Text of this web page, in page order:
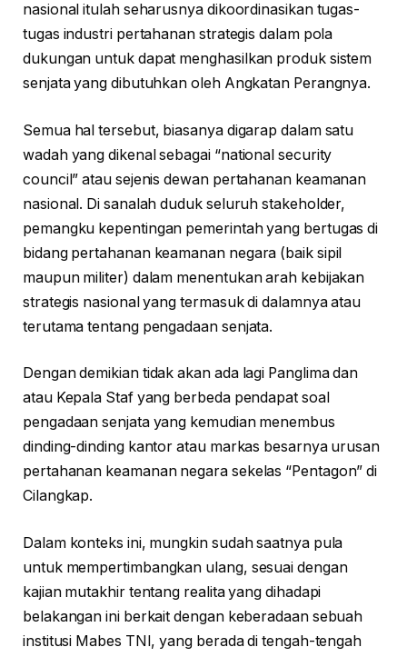
nasional itulah seharusnya dikoordinasikan tugas-
tugas industri pertahanan strategis dalam pola
dukungan untuk dapat menghasilkan produk sistem
senjata yang dibutuhkan oleh Angkatan Perangnya.
Semua hal tersebut, biasanya digarap dalam satu
wadah yang dikenal sebagai “national security
council” atau sejenis dewan pertahanan keamanan
nasional. Di sanalah duduk seluruh stakeholder,
pemangku kepentingan pemerintah yang bertugas di
bidang pertahanan keamanan negara (baik sipil
maupun militer) dalam menentukan arah kebijakan
strategis nasional yang termasuk di dalamnya atau
terutama tentang pengadaan senjata.
Dengan demikian tidak akan ada lagi Panglima dan
atau Kepala Staf yang berbeda pendapat soal
pengadaan senjata yang kemudian menembus
dinding-dinding kantor atau markas besarnya urusan
pertahanan keamanan negara sekelas “Pentagon” di
Cilangkap.
Dalam konteks ini, mungkin sudah saatnya pula
untuk mempertimbangkan ulang, sesuai dengan
kajian mutakhir tentang realita yang dihadapi
belakangan ini berkait dengan keberadaan sebuah
institusi Mabes TNI, yang berada di tengah-tengah